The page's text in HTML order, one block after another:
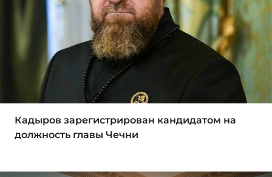
Кадыров зарегистрирован кандидатом на
должность главы Чечни